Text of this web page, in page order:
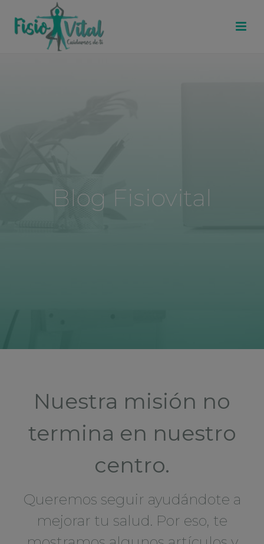
Blog Fisiovital
Nuestra misión no
termina en nuestro
centro.
Queremos seguir ayudándote a
mejorar tu salud. Por eso, te